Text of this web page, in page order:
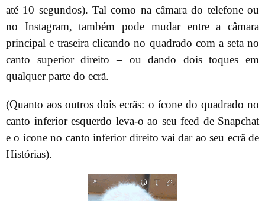
até 10 segundos). Tal como na câmara do telefone ou
no Instagram, também pode mudar entre a câmara
principal e traseira clicando no quadrado com a seta no
canto superior direito – ou dando dois toques em
qualquer parte do ecrã.
(Quanto aos outros dois ecrãs: o ícone do quadrado no
canto inferior esquerdo leva-o ao seu feed de Snapchat
e o ícone no canto inferior direito vai dar ao seu ecrã de
Histórias).